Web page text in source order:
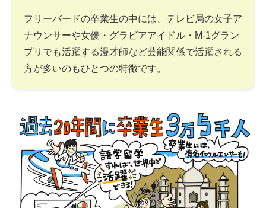
フリーバードの卒業生の中には、テレビ局の女子ア
ナウンサーや女優・グラビアアイドル・M-1グラン
プリでも活躍する漫才師など芸能関係で活躍される
方が多いのもひとつの特徴です。